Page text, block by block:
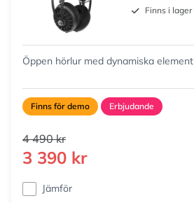
Finns i lager
Öppen hörlur med dynamiska element
Finns för demo Erbjudande
4 490 kr
3 390 kr
Jämför